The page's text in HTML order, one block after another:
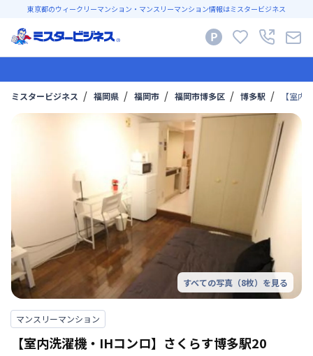
東京都のウィークリーマンション・マンスリーマンション情報はミスタービジネス
ミスタービジネス 福岡県 福岡市 福岡市博多区 博多駅 【室
すべての写真（8枚）を見る
マンスリーマンション
【室内洗濯機・IHコンロ】さくらす博多駅20